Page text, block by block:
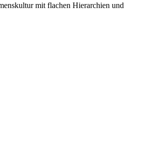
mit flachen Hierarchien und